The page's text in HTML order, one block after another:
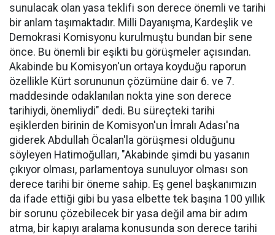
sunulacak olan yasa teklifi son derece önemli ve tarihi
bir anlam taşımaktadır. Milli Dayanışma, Kardeşlik ve
Demokrasi Komisyonu kurulmuştu bundan bir sene
önce. Bu önemli bir eşikti bu görüşmeler açısından.
Akabinde bu Komisyon'un ortaya koyduğu raporun
özellikle Kürt sorununun çözümüne dair 6. ve 7.
maddesinde odaklanılan nokta yine son derece
tarihiydi, önemliydi" dedi. Bu süreçteki tarihi
eşiklerden birinin de Komisyon'un İmralı Adası'na
giderek Abdullah Öcalan'la görüşmesi olduğunu
söyleyen Hatimoğulları, "Akabinde şimdi bu yasanın
çıkıyor olması, parlamentoya sunuluyor olması son
derece tarihi bir öneme sahip. Eş genel başkanımızın
da ifade ettiği gibi bu yasa elbette tek başına 100 yıllık
bir sorunu çözebilecek bir yasa değil ama bir adım
atma, bir kapıyı aralama konusunda son derece tarihi